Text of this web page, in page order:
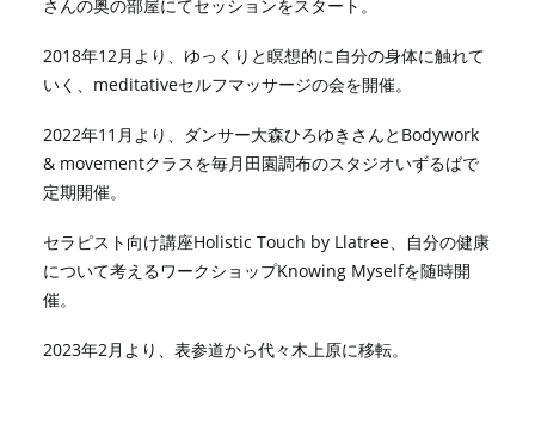
さんの奥の部屋にてセッションをスタート。
2018年12月より、ゆっくりと瞑想的に自分の身体に触れて
いく、meditativeセルフマッサージの会を開催。
2022年11月より、ダンサー大森ひろゆきさんとBodywork
& movementクラスを毎月田園調布のスタジオいずるばで
定期開催。
セラピスト向け講座Holistic Touch by Llatree、自分の健康
について考えるワークショップKnowing Myselfを随時開
催。
2023年2月より、表参道から代々木上原に移転。